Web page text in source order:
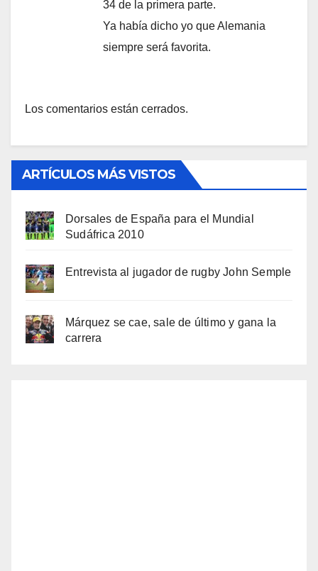
34 de la primera parte.
Ya había dicho yo que Alemania
siempre será favorita.
Los comentarios están cerrados.
ARTÍCULOS MÁS VISTOS
Dorsales de España para el Mundial
Sudáfrica 2010
Entrevista al jugador de rugby John Semple
Márquez se cae, sale de último y gana la
carrera